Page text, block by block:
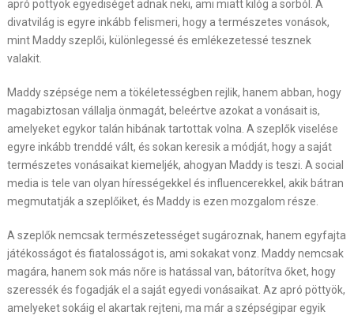
apró pöttyök egyediséget adnak neki, ami miatt kilóg a sorból. A
divatvilág is egyre inkább felismeri, hogy a természetes vonások,
mint Maddy szeplői, különlegessé és emlékezetessé tesznek
valakit.
Maddy szépsége nem a tökéletességben rejlik, hanem abban, hogy
magabiztosan vállalja önmagát, beleértve azokat a vonásait is,
amelyeket egykor talán hibának tartottak volna. A szeplők viselése
egyre inkább trenddé vált, és sokan keresik a módját, hogy a saját
természetes vonásaikat kiemeljék, ahogyan Maddy is teszi. A social
media is tele van olyan hírességekkel és influencerekkel, akik bátran
megmutatják a szeplőiket, és Maddy is ezen mozgalom része.
A szeplők nemcsak természetességet sugároznak, hanem egyfajta
játékosságot és fiatalosságot is, ami sokakat vonz. Maddy nemcsak
magára, hanem sok más nőre is hatással van, bátorítva őket, hogy
szeressék és fogadják el a saját egyedi vonásaikat. Az apró pöttyök,
amelyeket sokáig el akartak rejteni, ma már a szépségipar egyik